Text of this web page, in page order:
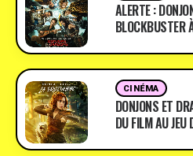
ALERTE :
BLOCKBUSTER
CINÉMA
DONJONS ET
DU FILM AU JEU